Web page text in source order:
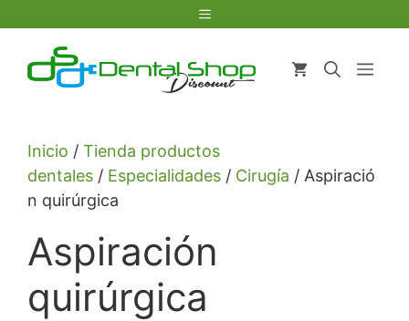
contenido
Menú
Inicio / Tienda productos
dentales / Especialidades / Cirugía / Aspiració
n quirúrgica
Aspiración
quirúrgica